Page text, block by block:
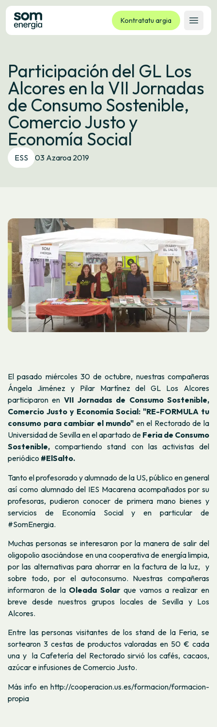
Kontratatu argia
Ireki
Tarifak
Zerbitzuak
Enpresak
Kooperatiba
Kontaktua
Izapideak
Bulego Birtuala
Participación del GL Los
Alcores en la VII Jornadas
de Consumo Sostenible,
Comercio Justo y
Economía Social
ESS 03 Azaroa 2019
El pasado miércoles 30 de octubre, nuestras compañeras
Ángela Jiménez y Pilar Martínez del GL Los Alcores
participaron en VII Jornadas de Consumo Sostenible,
Comercio Justo y Economía Social: "RE-FORMULA tu
consumo para cambiar el mundo" en el Rectorado de la
Universidad de Sevilla en el apartado de Feria de Consumo
Sostenible,compartiendo stand con las activistas del
periódico #ElSalto.
Tanto el profesorado y alumnado de la US, público en general
así como alumnado del IES Macarena acompañados por su
profesoras, pudieron conocer de primera mano bienes y
servicios de Economía Social y en particular de
#SomEnergia.
Muchas personas se interesaron por la manera de salir del
oligopolio asociándose en una cooperativa de energía limpia,
por las alternativas para ahorrar en la factura de la luz, y
sobre todo, por el autoconsumo. Nuestras compañeras
informaron de la Oleada Solar que vamos a realizar en
breve desde nuestros grupos locales de Sevilla y Los
Alcores.
Entre las personas visitantes de los stand de la Feria, se
sortearon 3 cestas de productos valoradas en 50 € cada
una y la Cafetería del Rectorado sirvió los cafés, cacaos,
azúcar e infusiones de Comercio Justo.
Más info en http://cooperacion.us.es/formacion/formacion-
propia